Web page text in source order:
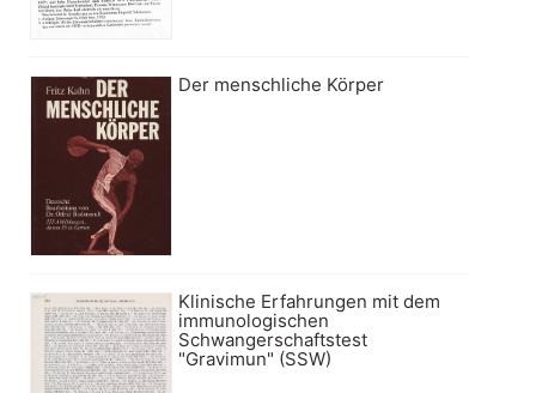
Der menschliche Körper
Klinische Erfahrungen mit dem
immunologischen
Schwangerschaftstest
"Gravimun" (SSW)